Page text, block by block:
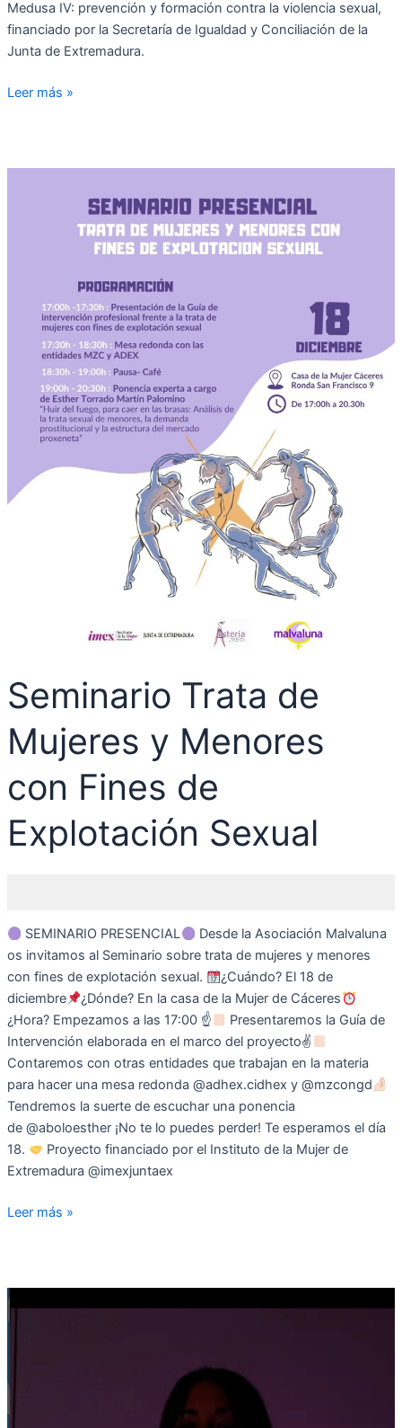
Medusa IV: prevención y formación contra la violencia sexual,
financiado por la Secretaría de Igualdad y Conciliación de la
Junta de Extremadura.
Leer más »
Seminario Trata de
Mujeres y Menores
con Fines de
Explotación Sexual
SEMINARIO PRESENCIAL
Desde la Asociación Malvaluna
os invitamos al Seminario sobre trata de mujeres y menores
con fines de explotación sexual.
¿Cuándo? El 18 de
diciembre
¿Dónde? En la casa de la Mujer de Cáceres
¿Hora? Empezamos a las 17:00 ☝
Presentaremos la Guía de
Intervención elaborada en el marco del proyecto✌
Contaremos con otras entidades que trabajan en la materia
para hacer una mesa redonda @adhex.cidhex y @mzcongd
Tendremos la suerte de escuchar una ponencia
de @aboloesther ¡No te lo puedes perder! Te esperamos el día
18.
Proyecto financiado por el Instituto de la Mujer de
Extremadura @imexjuntaex
Explotación
Sexual
Leer más »
Campaña
sensibilización
y